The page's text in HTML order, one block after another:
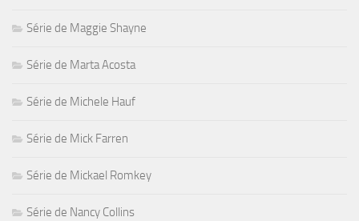
Série de Maggie Shayne
Série de Marta Acosta
Série de Michele Hauf
Série de Mick Farren
Série de Mickael Romkey
Série de Nancy Collins